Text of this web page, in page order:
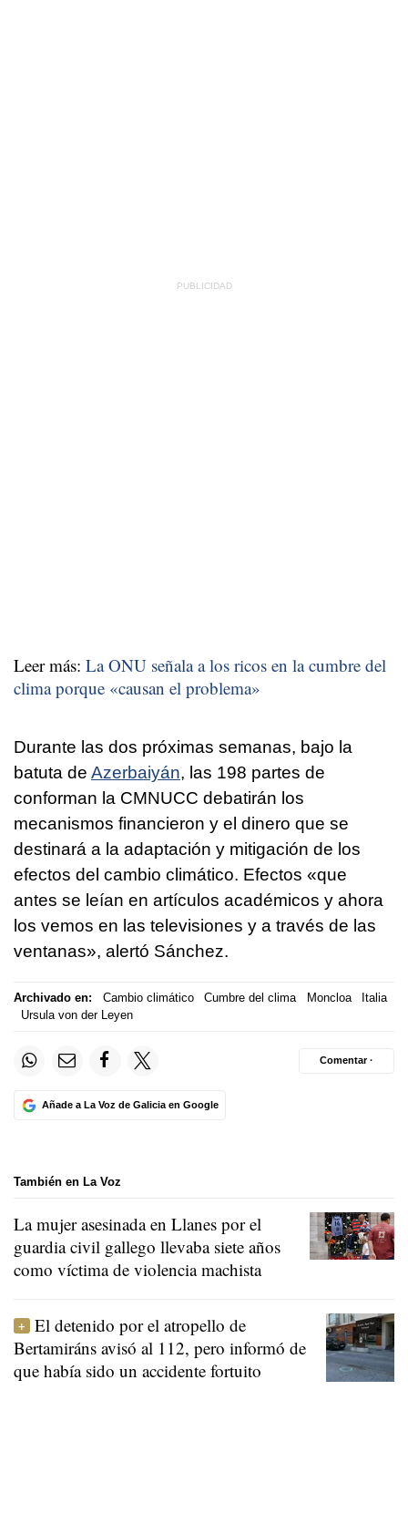
Leer más: La ONU señala a los ricos en la cumbre del
clima porque «causan el problema»
Durante las dos próximas semanas, bajo la
batuta de Azerbaiyán, las 198 partes de
conforman la CMNUCC debatirán los
mecanismos financieron y el dinero que se
destinará a la adaptación y mitigación de los
efectos del cambio climático. Efectos «que
antes se leían en artículos académicos y ahora
los vemos en las televisiones y a través de las
ventanas», alertó Sánchez.
Archivado en: Cambio climático Cumbre del clima Moncloa
Italia
Ursula von der Leyen
Añade a La Voz de Galicia en Google
Comentar ·
También en La Voz
La mujer asesinada en Llanes por el
guardia civil gallego llevaba siete años
como víctima de violencia machista
El detenido por el atropello de
Bertamiráns avisó al 112, pero informó de
que había sido un accidente fortuito